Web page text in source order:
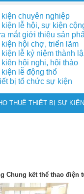
chuyên nghiệp
lễ hội, sự kiện
mắt giới thiệu sản
hội chợ, triển lãm
lễ kỷ niệm thành
hội nghị, hội thảo
lễ động thổ
bị tổ chức sự kiện
THUÊ THIẾT BỊ SỰ KIỆN
Chung kết thể thao điện